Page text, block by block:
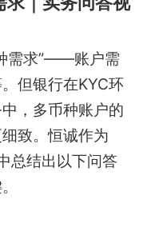
需求”——账户需
但银行在KYC环
，多币种账户的
致。恒诚作为
总结出以下问答